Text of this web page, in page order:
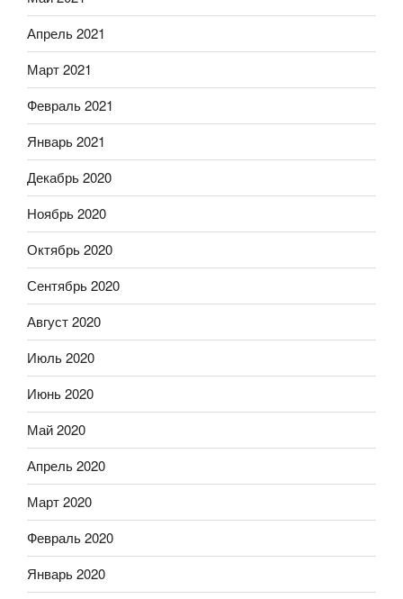
Апрель 2021
Март 2021
Февраль 2021
Январь 2021
Декабрь 2020
Ноябрь 2020
Октябрь 2020
Сентябрь 2020
Август 2020
Июль 2020
Июнь 2020
Май 2020
Апрель 2020
Март 2020
Февраль 2020
Январь 2020